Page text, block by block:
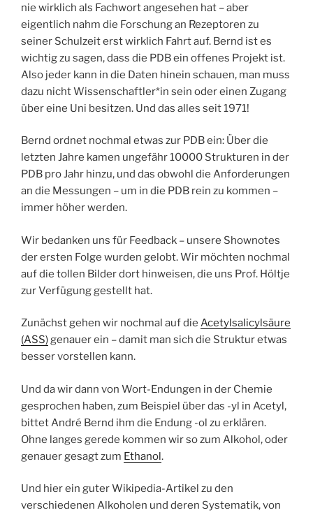
nie wirklich als Fachwort angesehen hat – aber
eigentlich nahm die Forschung an Rezeptoren zu
seiner Schulzeit erst wirklich Fahrt auf. Bernd ist es
wichtig zu sagen, dass die PDB ein offenes Projekt ist.
Also jeder kann in die Daten hinein schauen, man muss
dazu nicht Wissenschaftler*in sein oder einen Zugang
über eine Uni besitzen. Und das alles seit 1971!
Bernd ordnet nochmal etwas zur PDB ein: Über die
letzten Jahre kamen ungefähr 10000 Strukturen in der
PDB pro Jahr hinzu, und das obwohl die Anforderungen
an die Messungen – um in die PDB rein zu kommen –
immer höher werden.
Wir bedanken uns für Feedback – unsere Shownotes
der ersten Folge wurden gelobt. Wir möchten nochmal
auf die tollen Bilder dort hinweisen, die uns Prof. Höltje
zur Verfügung gestellt hat.
Zunächst gehen wir nochmal auf die Acetylsalicylsäure
(ASS)genauer ein – damit man sich die Struktur etwas
besser vorstellen kann.
Und da wir dann von Wort-Endungen in der Chemie
gesprochen haben, zum Beispiel über das -yl in Acetyl,
bittet André Bernd ihm die Endung -ol zu erklären.
Ohne langes gerede kommen wir so zum Alkohol, oder
genauer gesagt zum Ethanol.
Und hier ein guter Wikipedia-Artikel zu den
verschiedenen Alkoholen und deren Systematik, von